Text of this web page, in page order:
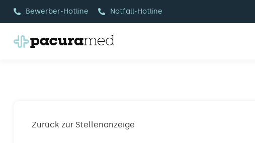
Inhalt
Bewerber-Hotline Notfall-Hotline
Zurück zur Stellenanzeige